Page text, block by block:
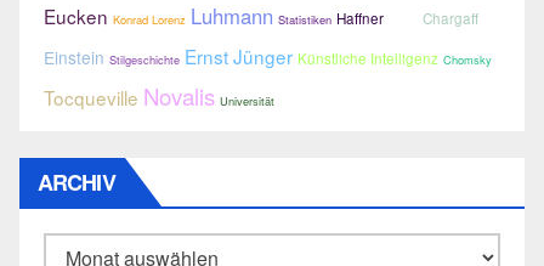
Eucken Konrad Lorenz Luhmann Statistiken Haffner Chargaff
Einstein Stilgeschichte Ernst Jünger Künstliche Intelligenz Chomsky
Tocqueville Novalis Universität
ARCHIV
Archiv